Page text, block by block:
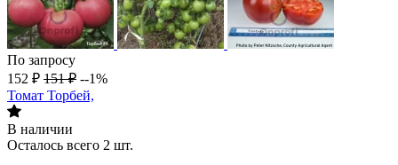
По запросу
152 ₽ 151 ₽ --1%
Томат Торбей,
В наличии
Осталось всего 2 шт.